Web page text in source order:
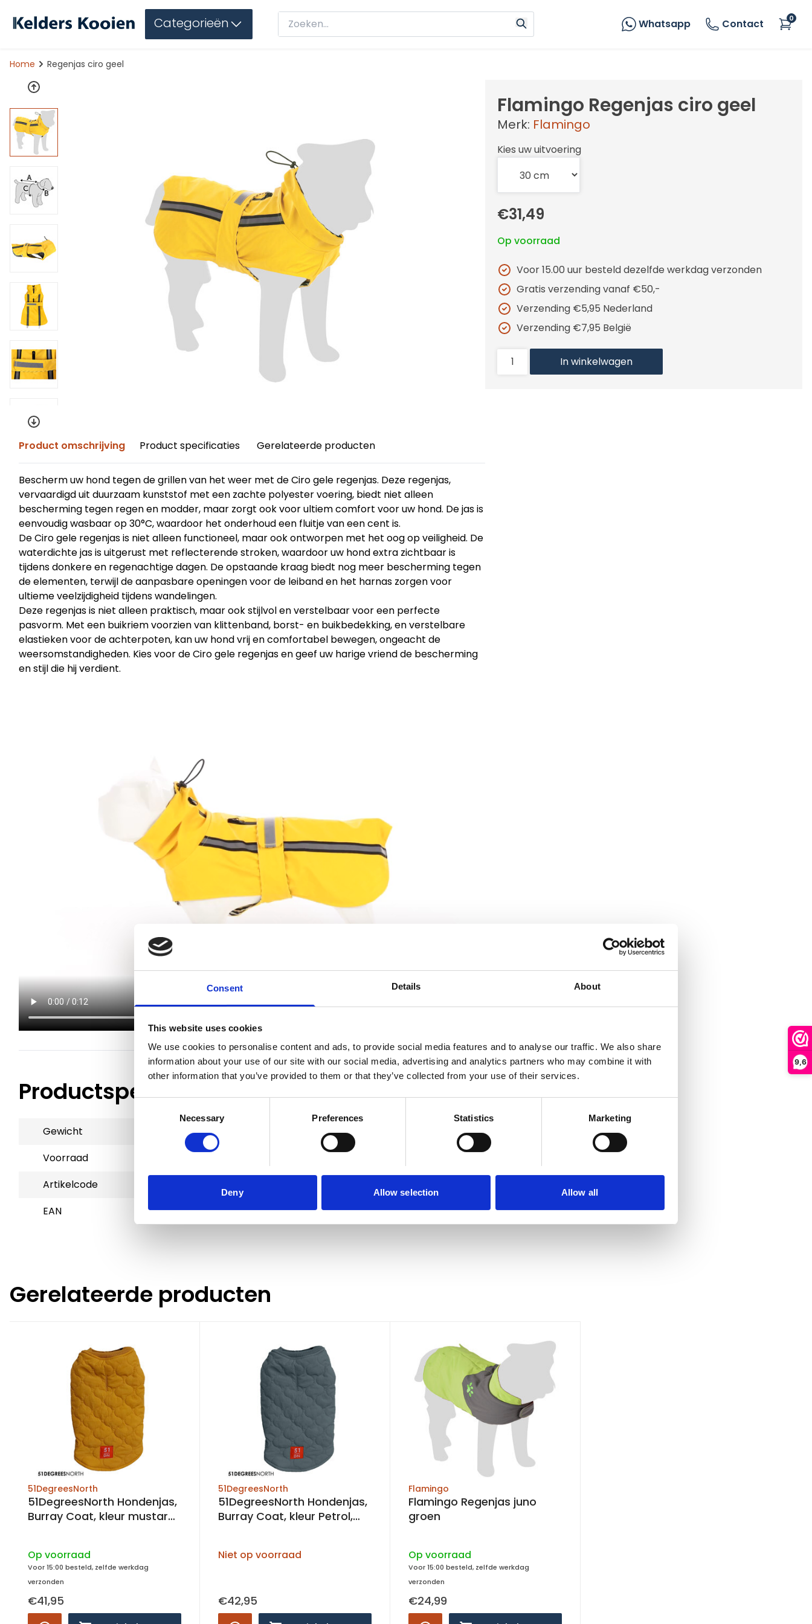
Consent Details About
This website uses cookies
We use cookies to personalise content and ads, to provide social media features and to analyse our traffic. We also share
information about your use of our site with our social media, advertising and analytics partners who may combine it with
other information that you’ve provided to them or that they’ve collected from your use of their services.
Necessary Preferences Statistics Marketing
Deny Allow selection Allow all
9,6
Categorieën Whatsapp Contact 0
Home Regenjas ciro geel
Product omschrijving Product specificaties Gerelateerde producten
Bescherm uw hond tegen de grillen van het weer met de Ciro gele regenjas. Deze regenjas,
vervaardigd uit duurzaam kunststof met een zachte polyester voering, biedt niet alleen
bescherming tegen regen en modder, maar zorgt ook voor ultiem comfort voor uw hond. De jas is
eenvoudig wasbaar op 30°C, waardoor het onderhoud een fluitje van een cent is.
De Ciro gele regenjas is niet alleen functioneel, maar ook ontworpen met het oog op veiligheid. De
waterdichte jas is uitgerust met reflecterende stroken, waardoor uw hond extra zichtbaar is
tijdens donkere en regenachtige dagen. De opstaande kraag biedt nog meer bescherming tegen
de elementen, terwijl de aanpasbare openingen voor de leiband en het harnas zorgen voor
ultieme veelzijdigheid tijdens wandelingen.
Deze regenjas is niet alleen praktisch, maar ook stijlvol en verstelbaar voor een perfecte
pasvorm. Met een buikriem voorzien van klittenband, borst- en buikbedekking, en verstelbare
elastieken voor de achterpoten, kan uw hond vrij en comfortabel bewegen, ongeacht de
weersomstandigheden. Kies voor de Ciro gele regenjas en geef uw harige vriend de bescherming
en stijl die hij verdient.
Productspecificaties
Gewicht
0.09 kg
Voorraad
Artikelcode
EAN
5400585208795
Flamingo Regenjas ciro geel
Merk: Flamingo
Kies uw uitvoering
€31,49
Op voorraad
Voor 15.00 uur besteld dezelfde werkdag verzonden
Gratis verzending vanaf €50,-
Verzending €5,95 Nederland
Verzending €7,95 België
In winkelwagen
Gerelateerde producten
51DegreesNorth
51DegreesNorth Hondenjas,
Burray Coat, kleur mustard,
Op voorraad
Voor 15:00 besteld, zelfde werkdag
verzonden
€41,95
51DegreesNorth
51DegreesNorth Hondenjas,
Burray Coat, kleur Petrol,
Niet op voorraad
€42,95
Flamingo
Flamingo Regenjas juno
groen
Op voorraad
Voor 15:00 besteld, zelfde werkdag
verzonden
€24,99